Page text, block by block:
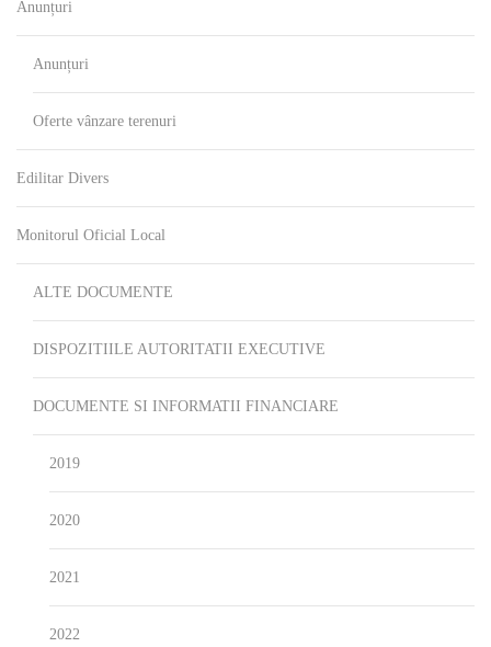
Anunțuri
Anunțuri
Oferte vânzare terenuri
Edilitar Divers
Monitorul Oficial Local
ALTE DOCUMENTE
DISPOZITIILE AUTORITATII EXECUTIVE
DOCUMENTE SI INFORMATII FINANCIARE
2019
2020
2021
2022